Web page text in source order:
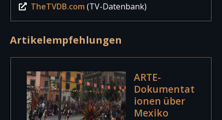
TheTVDB.com (TV-Datenbank)
Artikelempfehlungen
ARTE-
Dokumentat
ionen über
Mexiko